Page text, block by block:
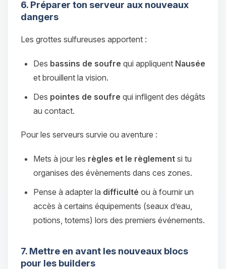
6. Préparer ton serveur aux nouveaux
dangers
Les grottes sulfureuses apportent :
Des bassins de soufre qui appliquent Nausée
et brouillent la vision.
Des pointes de soufre qui infligent des dégâts
au contact.
Pour les serveurs survie ou aventure :
Mets à jour les règles et le règlement si tu
organises des évènements dans ces zones.
Pense à adapter la difficulté ou à fournir un
accès à certains équipements (seaux d’eau,
potions, totems) lors des premiers événements.
7. Mettre en avant les nouveaux blocs
pour les builders